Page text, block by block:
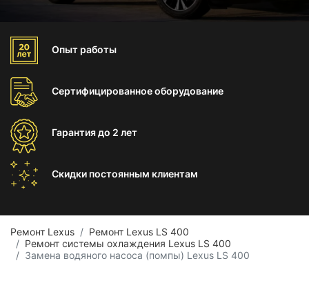
Опыт работы
Сертифицированноеоборудование
Гарантиядо 2 лет
Скидки постоянным клиентам
Ремонт Lexus
Ремонт Lexus LS 400
Ремонт системы охлаждения Lexus LS 400
Замена водяного насоса (помпы) Lexus LS 400